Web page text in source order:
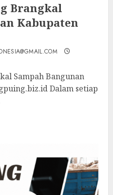
Brangkal
Kabupaten
Sampah Bangunan
Dalam setiap